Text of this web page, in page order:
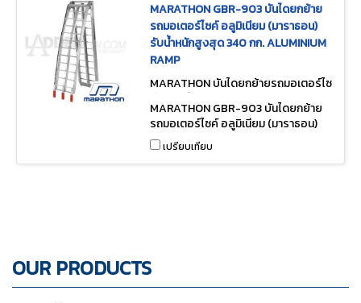
MARATHON GBR-903 บันไดยกย้าย
รถมอเตอร์ไซค์ อลูมิเนียม (มาราธอน)
รับน้ำหนักสูงสุด 340 กก. ALUMINIUM
RAMP
MARATHON บันไดยกย้ายรถมอเตอร์ไซ
ค์ อลูมิเนียม GBR-903
MARATHON GBR-903 บันไดยกย้าย
รถมอเตอร์ไซค์ อลูมิเนียม (มาราธอน)
รับน้ำหนักสูงสุด 340 กก. ALUMINIUM
RAMP
เปรียบเทียบ
OUR PRODUCTS